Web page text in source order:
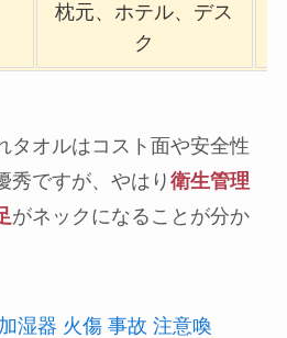
枕元、ホテル、デス
ク
タオルはコスト面や安全性
秀ですが、やはり 衛生管理
がネックになることが分か
加湿器 火傷 事故 注意喚